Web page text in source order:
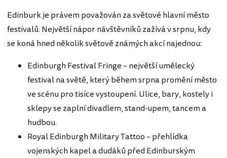
Edinburk je právem považován za světové hlavní město
festivalů. Největší nápor návštěvníků zažívá v srpnu, kdy
se koná hned několik světově známých akcí najednou:
Edinburgh Festival Fringe – největší umělecký
festival na světě, který během srpna promění město
ve scénu pro tisíce vystoupení. Ulice, bary, kostely i
sklepy se zaplní divadlem, stand-upem, tancem a
hudbou.
Royal Edinburgh Military Tattoo – přehlídka
vojenských kapel a dudáků před Edinburským